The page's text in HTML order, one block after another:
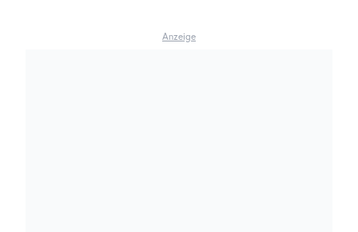
Anzeige